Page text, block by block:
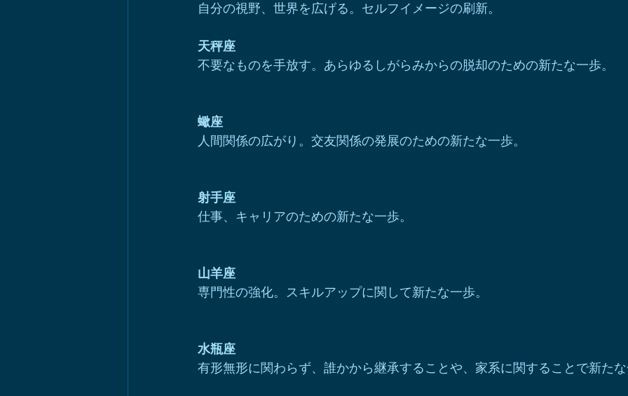
自分の視野、世界を広げる。セルフイメージの刷新。
天秤座
不要なものを手放す。あらゆるしがらみからの脱却のための新たな一歩。
蠍座
人間関係の広がり。交友関係の発展のための新たな一歩。
射手座
仕事、キャリアのための新たな一歩。
山羊座
専門性の強化。スキルアップに関して新たな一歩。
水瓶座
有形無形に関わらず、誰かから継承することや、家系に関することで新た